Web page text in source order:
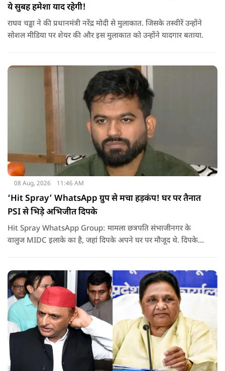
ये सुबह हमेशा याद रहेगी!
राघव चड्ढा ने की प्रधानमंत्री नरेंद्र मोदी से मुलाकात. जिसके तस्वीरें उन्होंने
सोशल मीडिया पर शेयर की और इस मुलाकात को उन्होंने यादगार बताया.
08 Aug, 2026 11:46 AM
‘Hit Spray’ WhatsApp ग्रुप से मचा हड़कंप! घर पर तैनात
PSI से भिड़े अभिजीत दिपके
Hit Spray WhatsApp Group: मामला छत्रपति संभाजीनगर के
वालुज MIDC इलाके का है, जहां दिपके अपने घर पर मौजूद थे. दिपके
को लेकर दिपके की पुलिस अधिकारी से तीखी बहस हो गई.